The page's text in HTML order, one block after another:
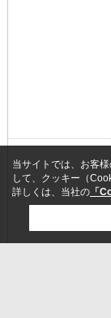
当サイトでは、お客
して、クッキー（
詳しくは、当社の 「